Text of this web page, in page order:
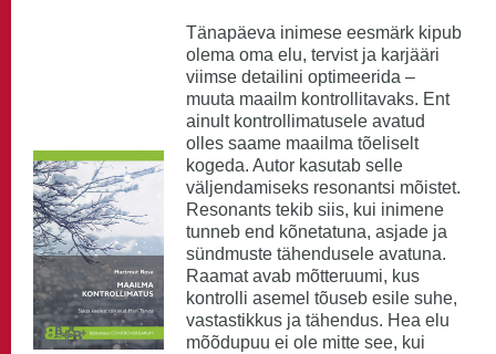
Tänapäeva inimese eesmärk kipub
olema oma elu, tervist ja karjääri
viimse detailini optimeerida –
muuta maailm kontrollitavaks. Ent
ainult kontrollimatusele avatud
olles saame maailma tõeliselt
kogeda. Autor kasutab selle
väljendamiseks resonantsi mõistet.
Resonants tekib siis, kui inimene
tunneb end kõnetatuna, asjade ja
sündmuste tähendusele avatuna.
Raamat avab mõtteruumi, kus
kontrolli asemel tõuseb esile suhe,
vastastikkus ja tähendus. Hea elu
mõõdupuu ei ole mitte see, kui